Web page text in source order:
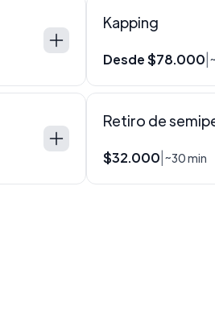
Kapping
Desde $78.000
Retiro de
$32.000 ~30 min